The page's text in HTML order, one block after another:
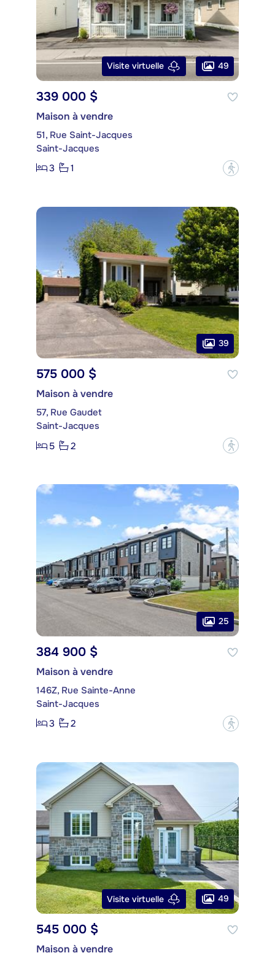
Visite virtuelle 49
339 000 $
Maison à vendre
51, Rue Saint-Jacques
Saint-Jacques
3
1 ?
39
575 000 $
Maison à vendre
57, Rue Gaudet
Saint-Jacques
5
2 ?
25
384 900 $
Maison à vendre
146Z, Rue Sainte-Anne
Saint-Jacques
3
2 ?
Visite virtuelle 49
545 000 $
Maison à vendre